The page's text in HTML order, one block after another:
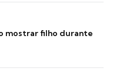
mostrar filho durante